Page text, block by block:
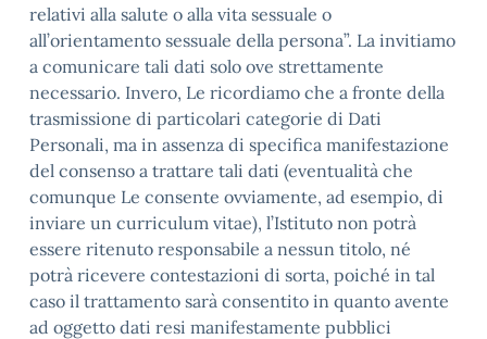
relativi alla salute o alla vita sessuale o
all’orientamento sessuale della persona”. La invitiamo
a comunicare tali dati solo ove strettamente
necessario. Invero, Le ricordiamo che a fronte della
trasmissione di particolari categorie di Dati
Personali, ma in assenza di specifica manifestazione
del consenso a trattare tali dati (eventualità che
comunque Le consente ovviamente, ad esempio, di
inviare un curriculum vitae), l’Istituto non potrà
essere ritenuto responsabile a nessun titolo, né
potrà ricevere contestazioni di sorta, poiché in tal
caso il trattamento sarà consentito in quanto avente
ad oggetto dati resi manifestamente pubblici